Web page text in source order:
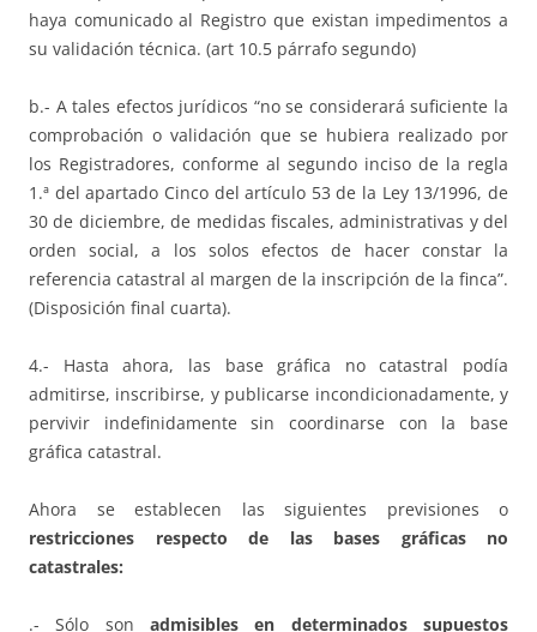
haya comunicado al Registro que existan impedimentos a
su validación técnica. (art 10.5 párrafo segundo)
b.- A tales efectos jurídicos “no se considerará suficiente la
comprobación o validación que se hubiera realizado por
los Registradores, conforme al segundo inciso de la regla
1.ª del apartado Cinco del artículo 53 de la Ley 13/1996, de
30 de diciembre, de medidas fiscales, administrativas y del
orden social, a los solos efectos de hacer constar la
referencia catastral al margen de la inscripción de la finca”.
(Disposición final cuarta).
4.- Hasta ahora, las base gráfica no catastral podía
admitirse, inscribirse, y publicarse incondicionadamente, y
pervivir indefinidamente sin coordinarse con la base
gráfica catastral.
Ahora se establecen las siguientes previsiones o
restricciones respecto de las bases gráficas no
catastrales:
.- Sólo son admisibles en determinados supuestos